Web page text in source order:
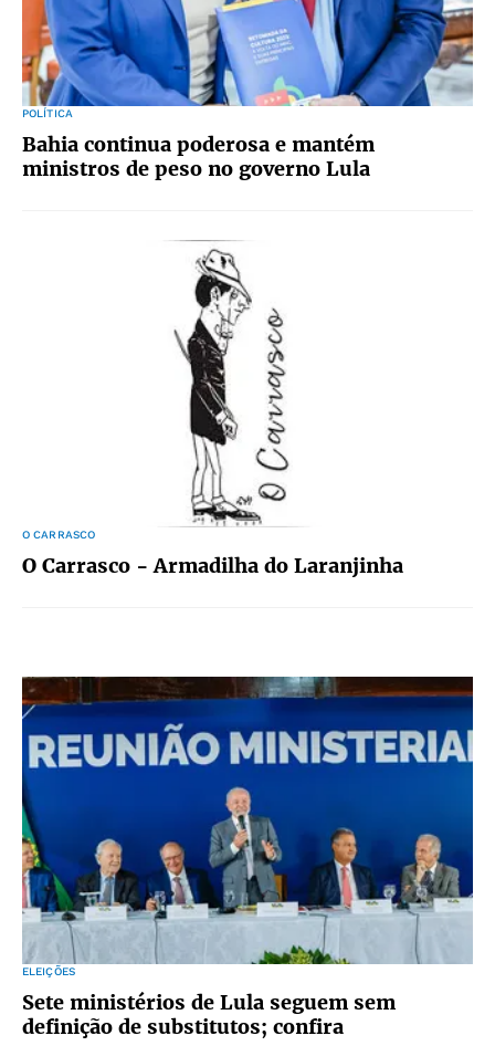
POLÍTICA
Bahia continua poderosa e mantém
ministros de peso no governo Lula
O CARRASCO
O Carrasco - Armadilha do Laranjinha
ELEIÇÕES
Sete ministérios de Lula seguem sem
definição de substitutos; confira